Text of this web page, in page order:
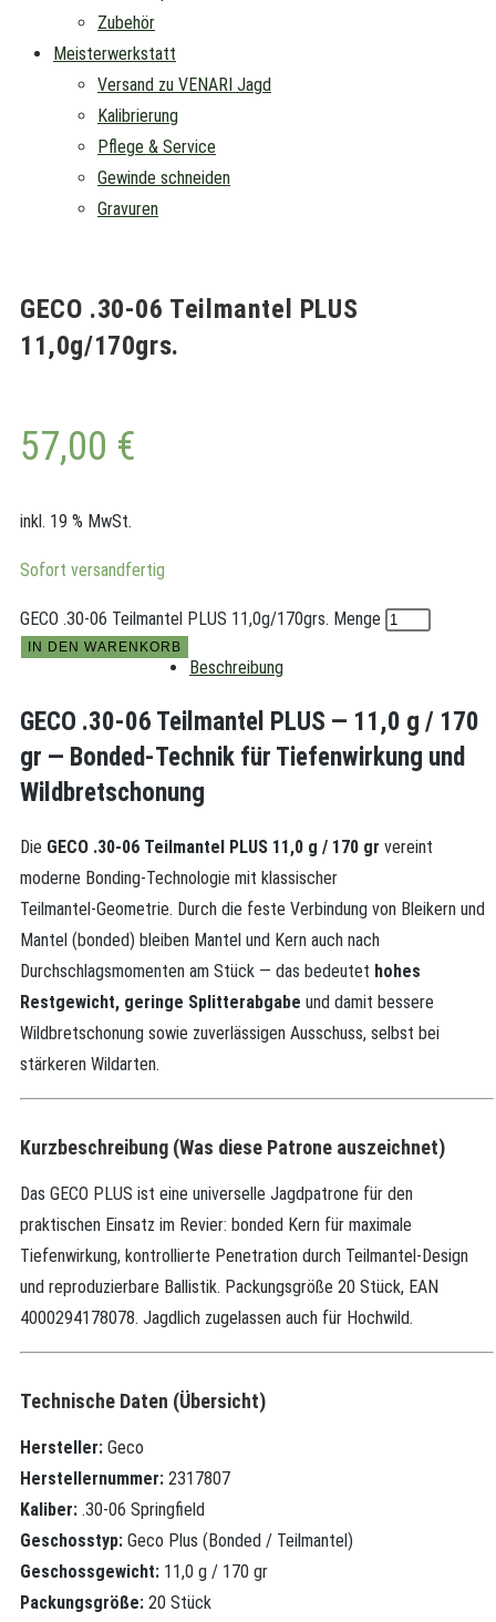
Zubehör
Meisterwerkstatt
Versand zu VENARI Jagd
Kalibrierung
Pflege & Service
Gewinde schneiden
Gravuren
GECO .30-06 Teilmantel PLUS
11,0g/170grs.
57,00 €
inkl. 19 % MwSt.
Sofort versandfertig
GECO .30-06 Teilmantel PLUS 11,0g/170grs. Menge
IN DEN WARENKORB
Beschreibung
GECO .30‑06 Teilmantel PLUS — 11,0 g / 170
gr — Bonded‑Technik für Tiefenwirkung und
Wildbretschonung
Die GECO .30‑06 Teilmantel PLUS 11,0 g / 170 gr vereint
moderne Bonding‑Technologie mit klassischer
Teilmantel‑Geometrie. Durch die feste Verbindung von Bleikern und
Mantel (bonded) bleiben Mantel und Kern auch nach
Durchschlagsmomenten am Stück — das bedeutet hohes
Restgewicht, geringe Splitterabgabe und damit bessere
Wildbretschonung sowie zuverlässigen Ausschuss, selbst bei
stärkeren Wildarten.
Kurzbeschreibung (Was diese Patrone auszeichnet)
Das GECO PLUS ist eine universelle Jagdpatrone für den
praktischen Einsatz im Revier: bonded Kern für maximale
Tiefenwirkung, kontrollierte Penetration durch Teilmantel‑Design
und reproduzierbare Ballistik. Packungsgröße 20 Stück, EAN
4000294178078. Jagdlich zugelassen auch für Hochwild.
Technische Daten (Übersicht)
Hersteller: Geco
Herstellernummer: 2317807
Kaliber: .30‑06 Springfield
Geschosstyp: Geco Plus (Bonded / Teilmantel)
Geschossgewicht: 11,0 g / 170 gr
Packungsgröße: 20 Stück